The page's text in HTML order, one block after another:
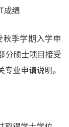
成绩
季学期入学申
分硕士项目接受
业申请说明。